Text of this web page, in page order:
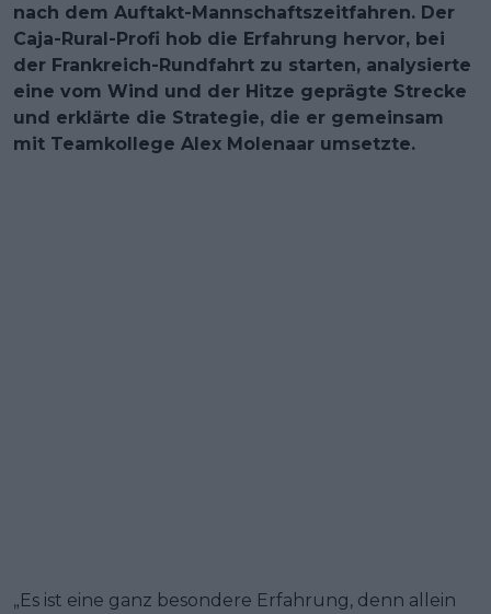
nach dem Auftakt-Mannschaftszeitfahren. Der
Caja-Rural-Profi hob die Erfahrung hervor, bei
der Frankreich-Rundfahrt zu starten, analysierte
eine vom Wind und der Hitze geprägte Strecke
und erklärte die Strategie, die er gemeinsam
mit Teamkollege Alex Molenaar umsetzte.
„Es ist eine ganz besondere Erfahrung, denn allein